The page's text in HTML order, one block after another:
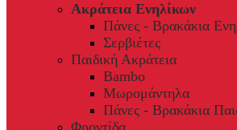
Ακράτεια Ενηλίκων
Πάνες - Βρακάκια
Σερβιέτες
Παιδική Ακράτεια
Bambo
Μωρομάντηλα
Πάνες - Βρακάκια